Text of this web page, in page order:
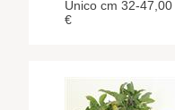
Unico cm 32-47,00
€